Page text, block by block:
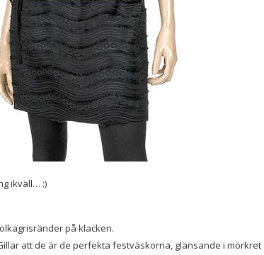
ikväll… :)
på klacken.
att de är de perfekta festväskorna, glänsande i mörkret